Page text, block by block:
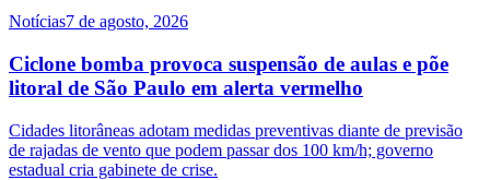
Notícias7 de agosto, 2026
Ciclone bomba provoca suspensão de aulas e põe
litoral de São Paulo em alerta vermelho
Cidades litorâneas adotam medidas preventivas diante de previsão
de rajadas de vento que podem passar dos 100 km/h; governo
estadual cria gabinete de crise.